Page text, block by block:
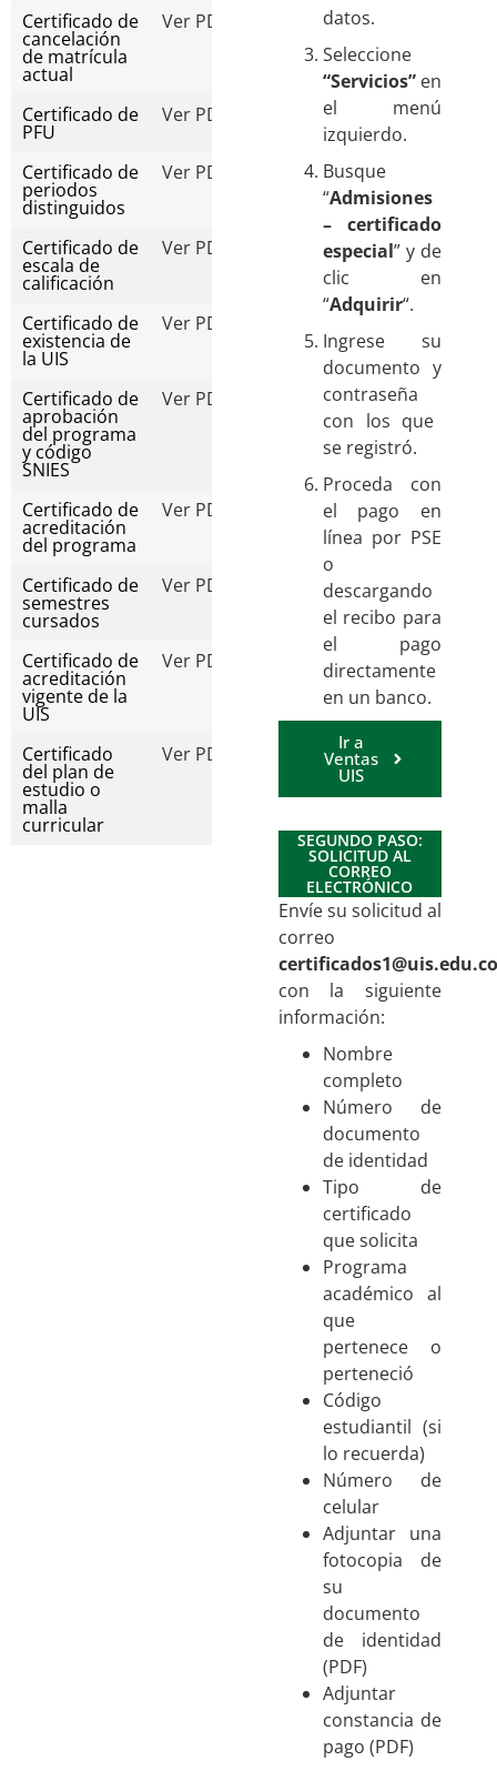
Certificado de
cancelación
de matrícula
actual
Ver PDF
Certificado de
PFU
Ver PDF
Certificado de
periodos
distinguidos
Ver PDF
Certificado de
escala de
calificación
Ver PDF
Certificado de
existencia de
la UIS
Ver PDF
Certificado de
aprobación
del programa
y código
SNIES
Ver PDF
Certificado de
acreditación
del programa
Ver PDF
Certificado de
semestres
cursados
Ver PDF
Certificado de
acreditación
vigente de la
UIS
Ver PDF
Certificado
del plan de
estudio o
malla
curricular
Ver PDF
datos.
Seleccione
“Servicios”en
el menú
izquierdo.
Busque
“Admisiones
– certificado
especial” y de
clic en
“Adquirir“.
Ingrese su
documento y
contraseña
con los que
se registró.
Proceda con
el pago en
línea por PSE
o
descargando
el recibo para
el pago
directamente
en un banco.
Ir a
Ventas
UIS
SEGUNDO PASO:
SOLICITUD AL
CORREO
ELECTRÓNICO
Envíe su solicitud al
correo
certificados1@uis.edu.co
con la siguiente
información:
Nombre
completo
Número de
documento
de identidad
Tipo de
certificado
que solicita
Programa
académico al
que
pertenece o
perteneció
Código
estudiantil (si
lo recuerda)
Número de
celular
Adjuntar una
fotocopia de
su
documento
de identidad
(PDF)
Adjuntar
constancia de
pago (PDF)